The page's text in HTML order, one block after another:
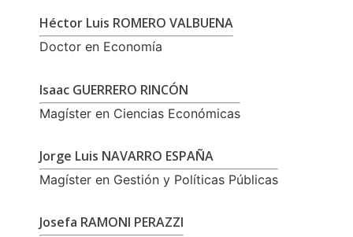
Héctor Luis ROMERO VALBUENA
Doctor en Economía
Isaac GUERRERO RINCÓN
Magíster en Ciencias Económicas
Jorge Luis NAVARRO ESPAÑA
Magíster en Gestión y Políticas Públicas
Josefa RAMONI PERAZZI